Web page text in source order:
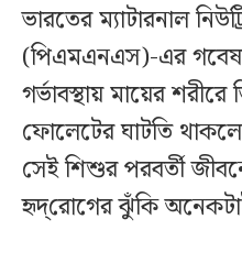
ভারতের ম্যাটারনাল
(পিএমএনএস)-এর
গর্ভাবস্থায় মায়ের
ফোলেটের ঘাটতি
সেই শিশুর পরবর্তী
হৃদ্‌রোগের ঝুঁকি